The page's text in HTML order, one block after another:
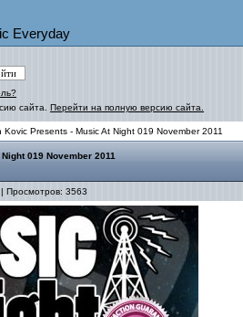
Everyday
сайта. Перейти на полную версию сайта.
Kovic Presents - Music At Night 019 November 2011
019 November 2011
Просмотров: 3563